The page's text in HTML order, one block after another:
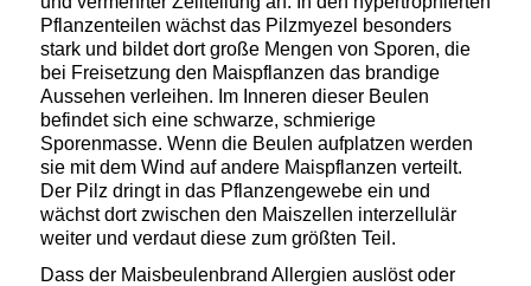
Pflanzenteilen wächst das Pilzmyezel besonders
stark und bildet dort große Mengen von Sporen, die
bei Freisetzung den Maispflanzen das brandige
Aussehen verleihen. I m Inneren dieser Beulen
befindet sich eine schwarze, schmierige
Sporenmasse. Wenn die Beulen aufplatzen werden
sie mit dem Wind auf andere Maispflanzen verteilt.
Der Pilz dringt in das Pflanzengewebe ein und
wächst dort zwischen den Maiszellen interzellulär
weiter und verdaut diese zum größten Teil.
Dass der Maisbeulenbrand Allergien auslöst oder